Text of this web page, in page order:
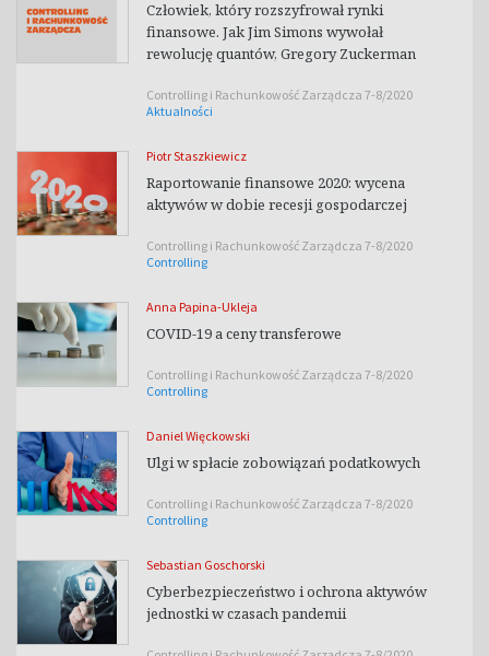
Człowiek, który rozszyfrował rynki
finansowe. Jak Jim Simons wywołał
rewolucję quantów, Gregory Zuckerman
Controlling i Rachunkowość Zarządcza 7-8/2020
Aktualności
Piotr Staszkiewicz
Raportowanie finansowe 2020: wycena
aktywów w dobie recesji gospodarczej
Controlling i Rachunkowość Zarządcza 7-8/2020
Controlling
Anna Papina-Ukleja
COVID-19 a ceny transferowe
Controlling i Rachunkowość Zarządcza 7-8/2020
Controlling
Daniel Więckowski
Ulgi w spłacie zobowiązań podatkowych
Controlling i Rachunkowość Zarządcza 7-8/2020
Controlling
Sebastian Goschorski
Cyberbezpieczeństwo i ochrona aktywów
jednostki w czasach pandemii